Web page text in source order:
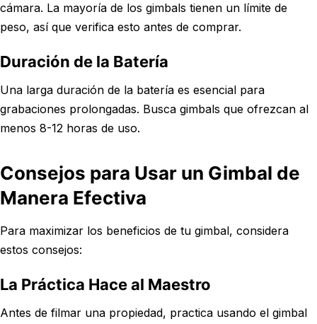
cámara. La mayoría de los gimbals tienen un límite de
peso, así que verifica esto antes de comprar.
Duración de la Batería
Una larga duración de la batería es esencial para
grabaciones prolongadas. Busca gimbals que ofrezcan al
menos 8-12 horas de uso.
Consejos para Usar un Gimbal de
Manera Efectiva
Para maximizar los beneficios de tu gimbal, considera
estos consejos:
La Práctica Hace al Maestro
Antes de filmar una propiedad, practica usando el gimbal